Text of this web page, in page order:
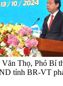
Thọ, Phó Bí
tỉnh BR-VT